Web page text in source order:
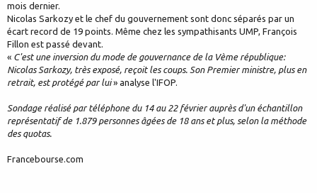
mois dernier.
Nicolas Sarkozy et le chef du gouvernement sont donc séparés par un
écart record de 19 points. Même chez les sympathisants UMP, François
Fillon est passé devant.
« C'est une inversion du mode de gouvernance de la Vème république:
Nicolas Sarkozy, très exposé, reçoit les coups. Son Premier ministre, plus en
retrait, est protégé par lui» analyse l'IFOP.
Sondage réalisé par téléphone du 14 au 22 février auprès d'un échantillon
représentatif de 1.879 personnes âgées de 18 ans et plus, selon la méthode
des quotas.
Francebourse.com